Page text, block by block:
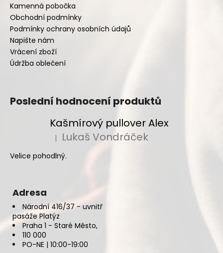
Kamenná pobočka
Obchodní podmínky
Podmínky ochrany osobních údajů
Napište nám
Vrácení zboží
Údržba oblečení
Poslední hodnocení produktů
Kašmírový pullover Alex
Hodnocení produktu je 5 z 5 hvězdiček.
| Lukaš Vondráček
Velice pohodlný.
Adresa
Národní 416/37 - uvnitř
pasáže Platýz
Praha 1 - Staré Město,
110 000
PO-NE | 10:00-19:00